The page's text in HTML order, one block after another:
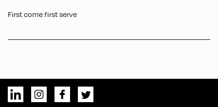
First come first serve